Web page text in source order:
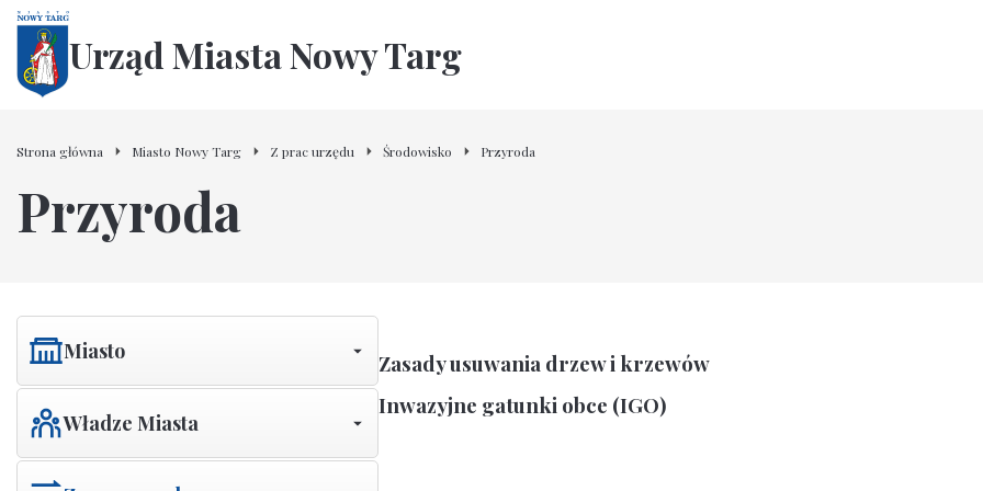
Urząd Miasta Nowy Targ
Strona główna Miasto Nowy Targ Z prac urzędu Środowisko Przyroda
Przyroda
Miasto
Władze Miasta
Zasady usuwania drzew i krzewów
Inwazyjne gatunki obce (IGO)